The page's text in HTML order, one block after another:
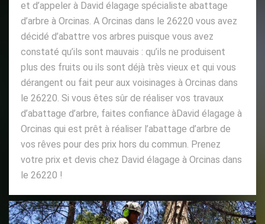
et d’appeler à David élagage spécialiste abattage
d’arbre à Orcinas. A Orcinas dans le 26220 vous avez
décidé d’abattre vos arbres puisque vous avez
constaté qu’ils sont mauvais : qu’ils ne produisent
plus des fruits ou ils sont déjà très vieux et qui vous
dérangent ou fait peur aux voisinages à Orcinas dans
le 26220. Si vous êtes sûr de réaliser vos travaux
d’abattage d’arbre, faites confiance àDavid élagage à
Orcinas qui est prêt à réaliser l’abattage d’arbre de
vos rêves pour des prix hors du commun. Prenez
votre prix et devis chez David élagage à Orcinas dans
le 26220 !